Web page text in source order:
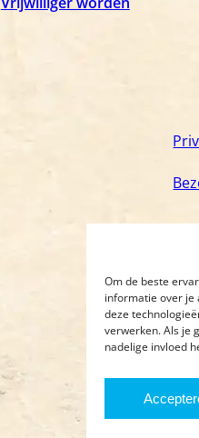
Om de beste
informatie over je
deze
verwerken. Als je
nadelige invloed